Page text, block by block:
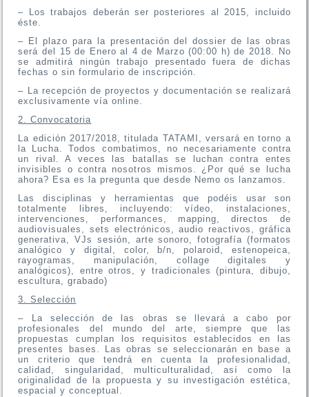
– Los trabajos deberán ser posteriores al 2015, incluido
éste.
– El plazo para la presentación del dossier de las obras
será del 15 de Enero al 4 de Marzo (00:00 h) de 2018. No
se admitirá ningún trabajo presentado fuera de dichas
fechas o sin formulario de inscripción.
– La recepción de proyectos y documentación se realizará
exclusivamente vía online.
2. Convocatoria
La edición 2017/2018, titulada TATAMI, versará en torno a
la Lucha. Todos combatimos, no necesariamente contra
un rival. A veces las batallas se luchan contra entes
invisibles o contra nosotros mismos. ¿Por qué se lucha
ahora? Esa es la pregunta que desde Nemo os lanzamos.
Las disciplinas y herramientas que podéis usar son
totalmente libres, incluyendo: vídeo, instalaciones,
intervenciones, performances, mapping, directos de
audiovisuales, sets electrónicos, audio reactivos, gráfica
generativa, VJs sesión, arte sonoro, fotografía (formatos
analógico y digital, color, b/n, polaroid, estenopeica,
rayogramas, manipulación, collage digitales y
analógicos), entre otros, y tradicionales (pintura, dibujo,
escultura, grabado)
3. Selección
– La selección de las obras se llevará a cabo por
profesionales del mundo del arte, siempre que las
propuestas cumplan los requisitos establecidos en las
presentes bases. Las obras se seleccionarán en base a
un criterio que tendrá en cuenta la profesionalidad,
calidad, singularidad, multiculturalidad, así como la
originalidad de la propuesta y su investigación estética,
espacial y conceptual.